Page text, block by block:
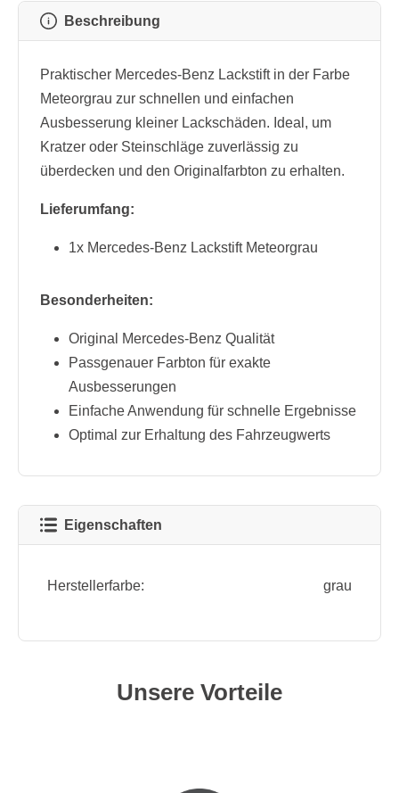
Beschreibung
Praktischer Mercedes-Benz Lackstift in der Farbe
Meteorgrau zur schnellen und einfachen
Ausbesserung kleiner Lackschäden. Ideal, um
Kratzer oder Steinschläge zuverlässig zu
überdecken und den Originalfarbton zu erhalten.
Lieferumfang:
1x Mercedes-Benz Lackstift Meteorgrau
Besonderheiten:
Original Mercedes-Benz Qualität
Passgenauer Farbton für exakte
Ausbesserungen
Einfache Anwendung für schnelle Ergebnisse
Optimal zur Erhaltung des Fahrzeugwerts
Eigenschaften
Herstellerfarbe: grau
Unsere Vorteile